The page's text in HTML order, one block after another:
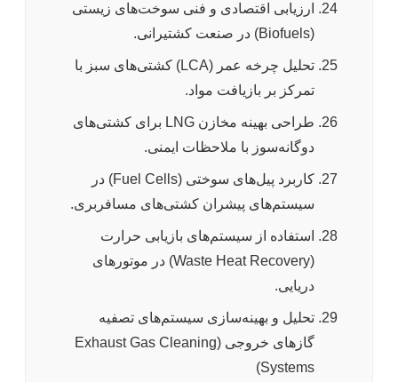
ارزیابی اقتصادی و فنی سوخت‌های زیستی
(Biofuels) در صنعت کشتیرانی.
تحلیل چرخه عمر (LCA) کشتی‌های سبز با
تمرکز بر بازیافت مواد.
طراحی بهینه مخازن LNG برای کشتی‌های
دوگانه‌سوز با ملاحظات ایمنی.
کاربرد پیل‌های سوختی (Fuel Cells) در
سیستم‌های پیشران کشتی‌های مسافربری.
استفاده از سیستم‌های بازیابی حرارت
(Waste Heat Recovery) در موتورهای
دریایی.
تحلیل و بهینه‌سازی سیستم‌های تصفیه
گازهای خروجی (Exhaust Gas Cleaning
Systems)